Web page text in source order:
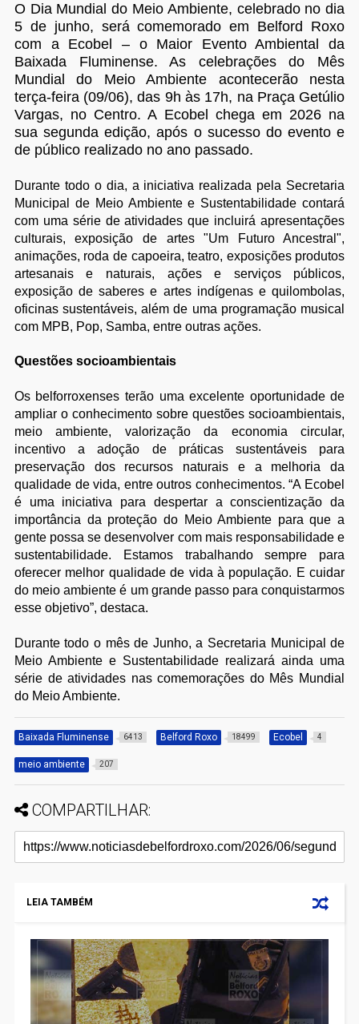
O Dia Mundial do Meio Ambiente, celebrado no dia
5 de junho, será comemorado em Belford Roxo
com a Ecobel – o Maior Evento Ambiental da
Baixada Fluminense. As celebrações do Mês
Mundial do Meio Ambiente acontecerão nesta
terça-feira (09/06), das 9h às 17h, na Praça Getúlio
Vargas, no Centro. A Ecobel chega em 2026 na
sua segunda edição, após o sucesso do evento e
de público realizado no ano passado.
Durante todo o dia, a iniciativa realizada pela Secretaria
Municipal de Meio Ambiente e Sustentabilidade contará
com uma série de atividades que incluirá apresentações
culturais, exposição de artes "Um Futuro Ancestral",
animações, roda de capoeira, teatro, exposições produtos
artesanais e naturais, ações e serviços públicos,
exposição de saberes e artes indígenas e quilombolas,
oficinas sustentáveis, além de uma programação musical
com MPB, Pop, Samba, entre outras ações.
Questões socioambientais
Os belforroxenses terão uma excelente oportunidade de
ampliar o conhecimento sobre questões socioambientais,
meio ambiente, valorização da economia circular,
incentivo a adoção de práticas sustentáveis para
preservação dos recursos naturais e a melhoria da
qualidade de vida, entre outros conhecimentos. “A Ecobel
é uma iniciativa para despertar a conscientização da
importância da proteção do Meio Ambiente para que a
gente possa se desenvolver com mais responsabilidade e
sustentabilidade. Estamos trabalhando sempre para
oferecer melhor qualidade de vida à população. E cuidar
do meio ambiente é um grande passo para conquistarmos
esse objetivo”, destaca.
Durante todo o mês de Junho, a Secretaria Municipal de
Meio Ambiente e Sustentabilidade realizará ainda uma
série de atividades nas comemorações do Mês Mundial
do Meio Ambiente.
Baixada Fluminense 6413 Belford Roxo 18499 Ecobel 4
meio ambiente 207
COMPARTILHAR:
LEIA TAMBÉM